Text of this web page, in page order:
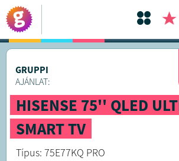
GRUPPI
AJÁNLAT:
HISENSE 75'' QLED
SMART TV
Típus: 75E77KQ PRO